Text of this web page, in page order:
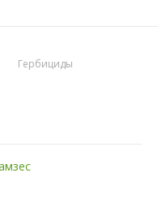
Гербициды